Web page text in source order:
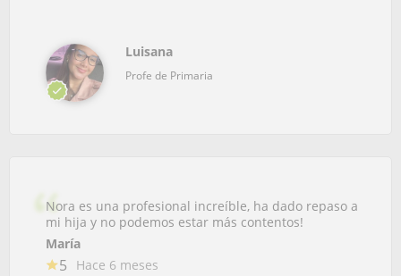
Luisana
Profe de Primaria
Nora es una profesional increíble, ha dado repaso a
mi hija y no podemos estar más contentos!
María
5 Hace 6 meses